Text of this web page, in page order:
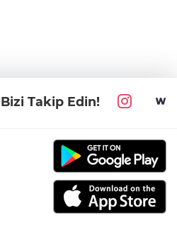
Bizi Takip Edin!